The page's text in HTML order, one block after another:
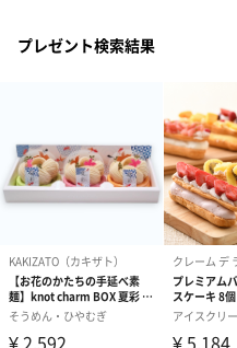
プレゼント検索結果